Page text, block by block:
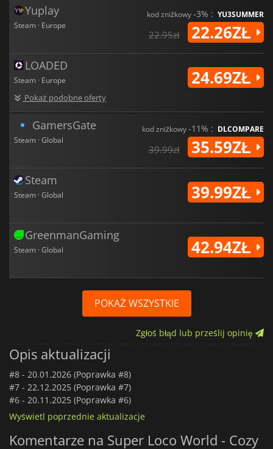
Yuplay
Steam · Europe
kod zniżkowy-3% : YU3SUMMER
22.95zł 22.26ZŁ
LOADED
Steam · Europe
Pokaż podobne oferty
24.69ZŁ
GamersGate
Steam · Global
kod zniżkowy-11% : DLCOMPARE
39.99zł 35.59ZŁ
Steam
Steam · Global 39.99ZŁ
GreenmanGaming
Steam · Global 42.94ZŁ
POKAŻ WSZYSTKIE
Zgłoś błąd lub prześlij opinię
Opis aktualizacji
#8 - 20.01.2026 (Poprawka #8)
#7 - 22.12.2025 (Poprawka #7)
#6 - 20.11.2025 (Poprawka #6)
Wyświetl poprzednie aktualizacje
Komentarze na Super Loco World - Cozy